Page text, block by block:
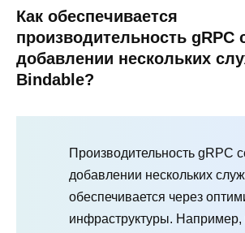
Как обеспечивается
производительность gRPC
добавлении нескольких
Bindable?
Производительность gRPC
добавлении нескольких
обеспечивается через
инфраструктуры.